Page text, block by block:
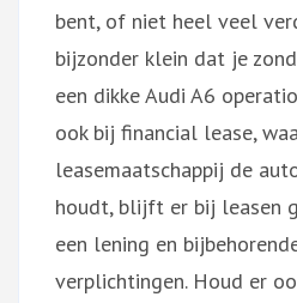
bent, of niet heel veel
bijzonder klein dat je
een dikke Audi A6
ook bij financial lease,
leasemaatschappij de
houdt, blijft er bij leasen
een lening en
verplichtingen. Houd er